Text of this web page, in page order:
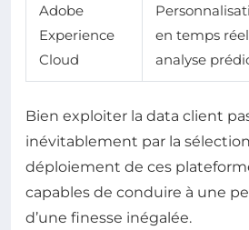
Adobe
Experience
Cloud
en temps
analyse
Bien exploiter la data client
inévitablement par la
déploiement de ces
capables de conduire à une
d’une finesse inégalée.